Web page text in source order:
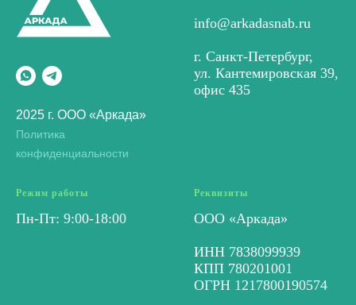
2025 г. ООО «Аркада»
Политика
конфиденциальности
info@arkadasnab.ru
г. Санкт-Петербург,
ул. Кантемировская 39,
офис 435
Режим работы
Пн-Пт: 9:00-18:00
Реквизиты
ООО «Аркада»
ИНН 7838099939
КПП 780201001
ОГРН 1217800190574